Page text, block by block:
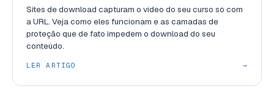
Sites de download capturam o vídeo do seu curso só com
a URL. Veja como eles funcionam e as camadas de
proteção que de fato impedem o download do seu
conteúdo.
LER ARTIGO →